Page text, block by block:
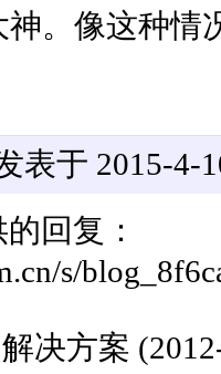
。像这种情
表于 2015-4-
回复：
s/
决方案